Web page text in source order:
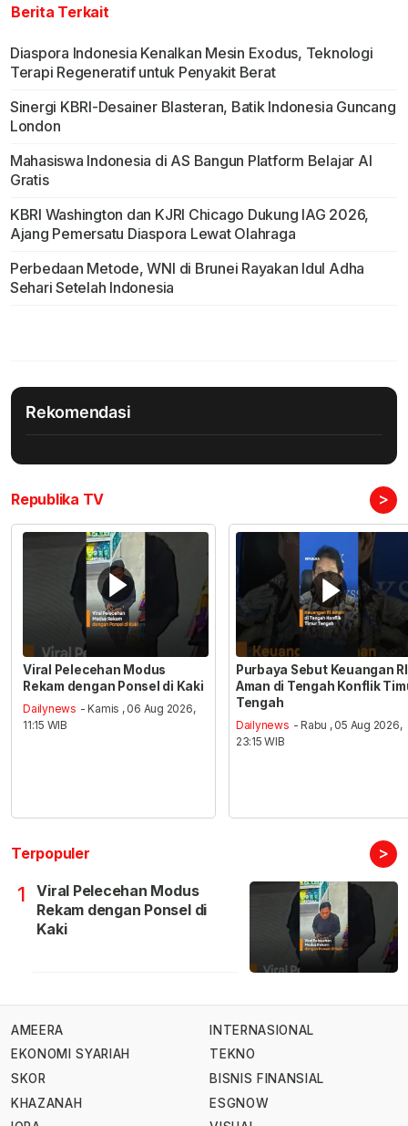
Berita Terkait
Diaspora Indonesia Kenalkan Mesin Exodus, Teknologi
Terapi Regeneratif untuk Penyakit Berat
Sinergi KBRI-Desainer Blasteran, Batik Indonesia Guncang
London
Mahasiswa Indonesia di AS Bangun Platform Belajar AI
Gratis
KBRI Washington dan KJRI Chicago Dukung IAG 2026,
Ajang Pemersatu Diaspora Lewat Olahraga
Perbedaan Metode, WNI di Brunei Rayakan Idul Adha
Sehari Setelah Indonesia
Rekomendasi
Republika TV >
Viral Pelecehan Modus
Rekam dengan Ponsel di Kaki
Dailynews - Kamis , 06 Aug 2026,
11:15 WIB
Purbaya Sebut Keuangan RI
Aman di Tengah Konflik
Tengah
Dailynews - Rabu , 05 Aug 2026,
23:15 WIB
Terpopuler >
1
Viral Pelecehan Modus
Rekam dengan Ponsel di
Kaki
AMEERA
EKONOMI SYARIAH
SKOR
KHAZANAH
INTERNASIONAL
TEKNO
BISNIS FINANSIAL
ESGNOW